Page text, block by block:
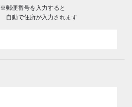
※郵便番号を入力すると
自動で住所が入力されます